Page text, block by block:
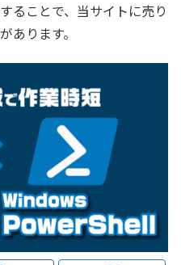
ることで、当サイトに売り
あります。